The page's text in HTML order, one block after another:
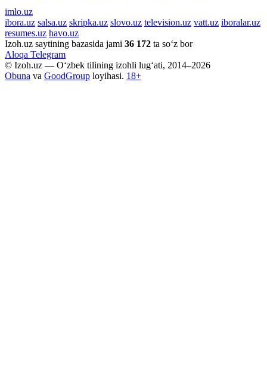
imlo.uz
ibora.uz salsa.uz skripka.uz slovo.uz television.uz vatt.uz iboralar.uz
resumes.uz havo.uz
Izoh.uz saytining bazasida jami 36 172 ta so‘z bor
Aloqa Telegram
© Izoh.uz — O‘zbek tilining izohli lug‘ati, 2014–2026
Obuna va GoodGroup loyihasi. 18+